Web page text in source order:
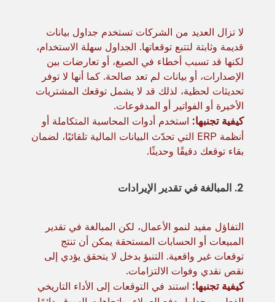
لا تزال العديد من الشركات تستخدم جداول بيانات
قديمة وثابتة لتتبع توقعاتها. الجداول سهلة الاستخدام،
لكنها قد تسبب أخطاء في الصيغ، أو تعارضات بين
الإصدارات، أو بيانات لم تعد صالحة. كما أنها لا توفر
تحديثات لحظية، لذلك قد لا يشمل توقعك المشتريات
الأخيرة أو الفواتير أو المدفوعات.
كيفية تجنبها: استخدم أدوات المحاسبة المتكاملة أو
أنظمة ERP التي تحدّث البيانات المالية تلقائيًا، لضمان
بقاء توقعك دقيقًا وحديثًا.
2. المبالغة في تقدير الإيرادات
التفاؤل مفيد لنمو الأعمال، لكن المبالغة في تقدير
المبيعات أو الحسابات المستحقة يمكن أن تنتج
توقعات غير واقعية. التنبؤ بدخل لا يتحقق يؤدي إلى
نقص نقدي وفوات الالتزامات.
كيفية تجنبها: استند في التوقعات إلى الأداء التاريخي